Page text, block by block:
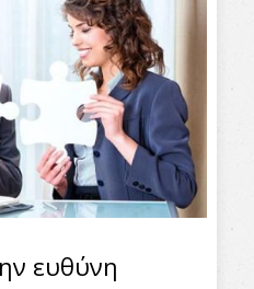
ευθύνη